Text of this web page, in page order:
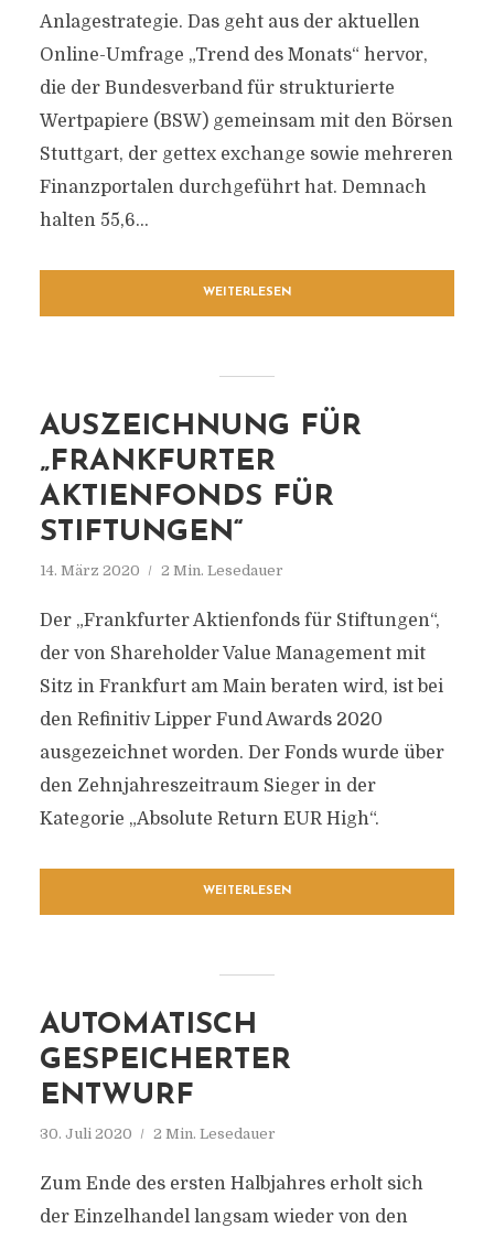
Anlagestrategie. Das geht aus der aktuellen
Online-Umfrage „Trend des Monats“ hervor,
die der Bundesverband für strukturierte
Wertpapiere (BSW) gemeinsam mit den Börsen
Stuttgart, der gettex exchange sowie mehreren
Finanzportalen durchgeführt hat. Demnach
halten 55,6...
WEITERLESEN
AUSZEICHNUNG FÜR
„FRANKFURTER
AKTIENFONDS FÜR
STIFTUNGEN“
14. März 2020 2 Min. Lesedauer
Der „Frankfurter Aktienfonds für Stiftungen“,
der von Shareholder Value Management mit
Sitz in Frankfurt am Main beraten wird, ist bei
den Refinitiv Lipper Fund Awards 2020
ausgezeichnet worden. Der Fonds wurde über
den Zehnjahreszeitraum Sieger in der
Kategorie „Absolute Return EUR High“.
WEITERLESEN
AUTOMATISCH
GESPEICHERTER
ENTWURF
30. Juli 2020 2 Min. Lesedauer
Zum Ende des ersten Halbjahres erholt sich
der Einzelhandel langsam wieder von den